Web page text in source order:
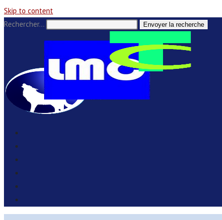
Skip to content
Rechercher…
Envoyer la recherche